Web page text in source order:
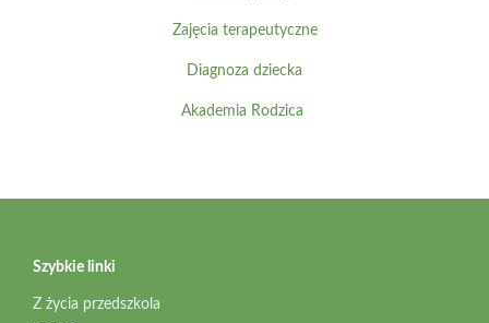
Zajęcia terapeutyczne
Diagnoza dziecka
Akademia Rodzica
Szybkie linki
Z życia przedszkola